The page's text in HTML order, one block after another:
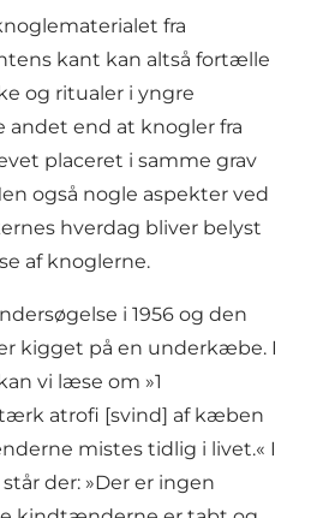
fra
kant kan altså fortælle
og ritualer i yngre
andet end at knogler fra
placeret i samme grav
også nogle aspekter ved
hverdag bliver belyst
af knoglerne.
i 1956 og den
kigget på en underkæbe. I
vi læse om »1
atrofi [svind] af kæben
mistes tidlig i livet.« I
der: »Der er ingen